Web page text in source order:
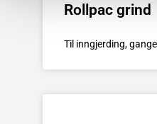
Rollpac grind
Til inngjerding,